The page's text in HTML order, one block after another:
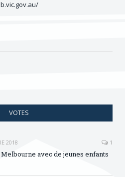
VOTES
2018 1
Melbourne avec de jeunes enfants